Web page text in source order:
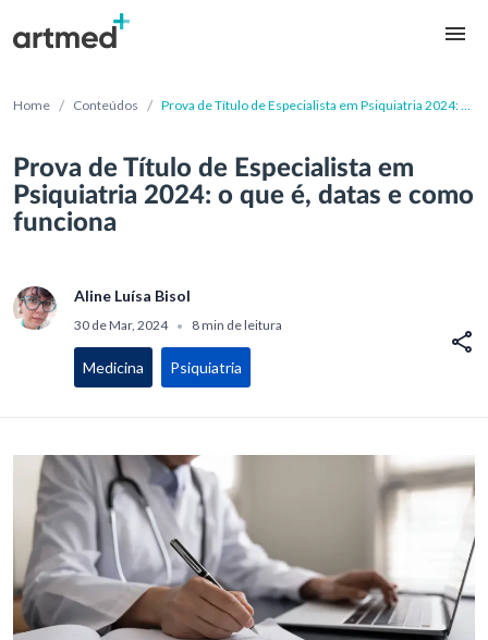
Home / Conteúdos / Prova de Título de Especialista em Psiquiatria 2024: o
Prova de Título de Especialista em
Psiquiatria 2024: o que é, datas e como
funciona
Aline Luísa Bisol
30 de Mar, 2024 • 8 min de leitura
Medicina Psiquiatria